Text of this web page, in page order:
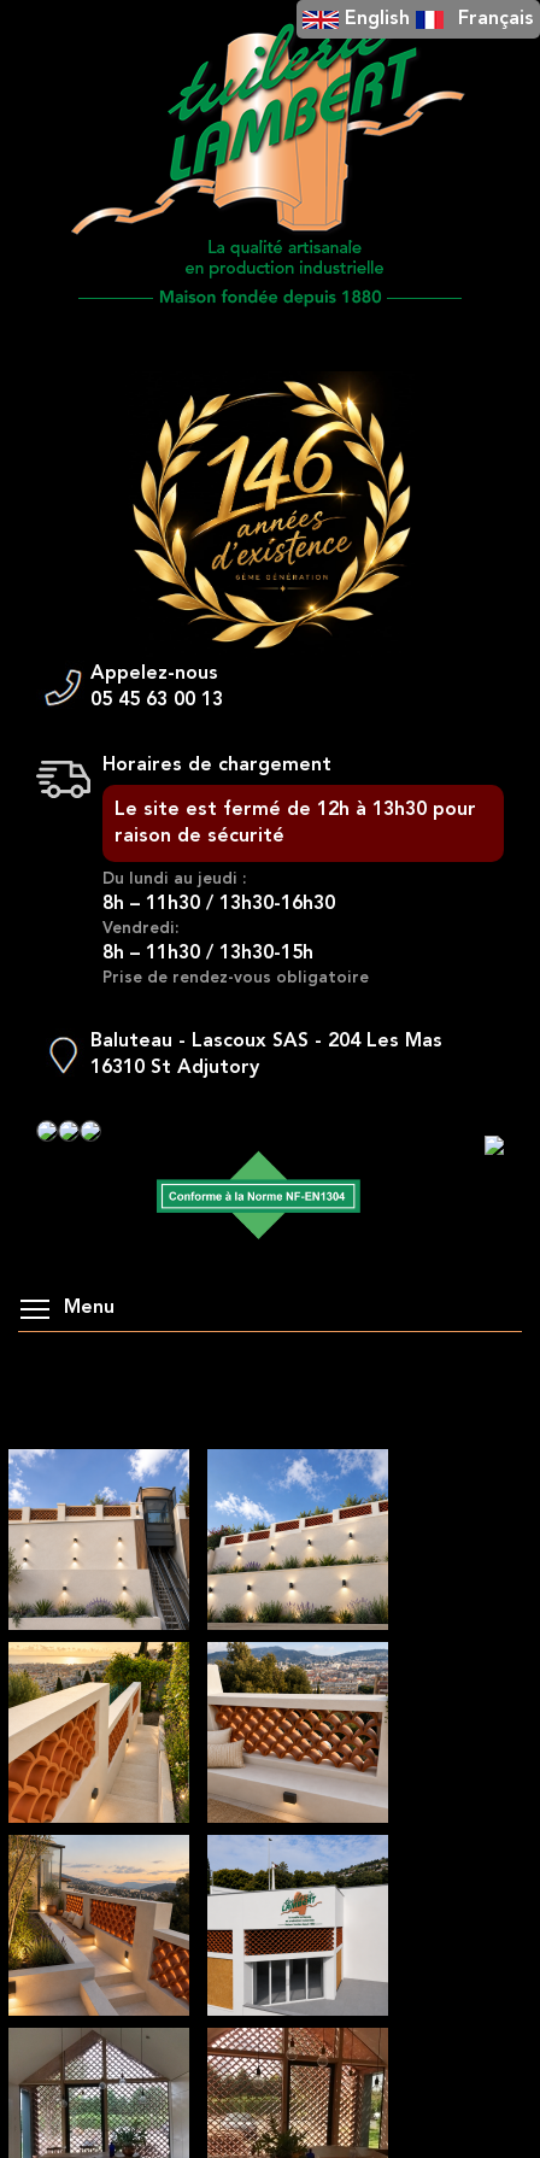
Appelez-nous
05 45 63 00 13
Horaires de chargement
Le site est fermé de 12h à 13h30 pour
raison de sécurité
Du lundi au jeudi :
8h – 11h30 / 13h30-16h30
Vendredi:
8h – 11h30 / 13h30-15h
Prise de rendez-vous obligatoire
Baluteau - Lascoux SAS - 204 Les Mas
16310 St Adjutory
Menu
English Français